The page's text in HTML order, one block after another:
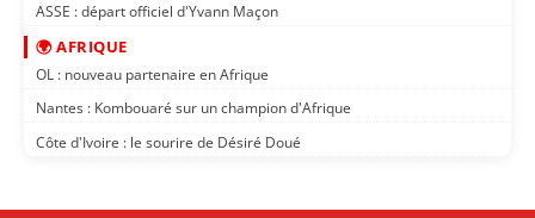
ASSE : départ officiel d'Yvann Maçon
🌍 AFRIQUE
OL : nouveau partenaire en Afrique
Nantes : Kombouaré sur un champion d'Afrique
Côte d'Ivoire : le sourire de Désiré Doué